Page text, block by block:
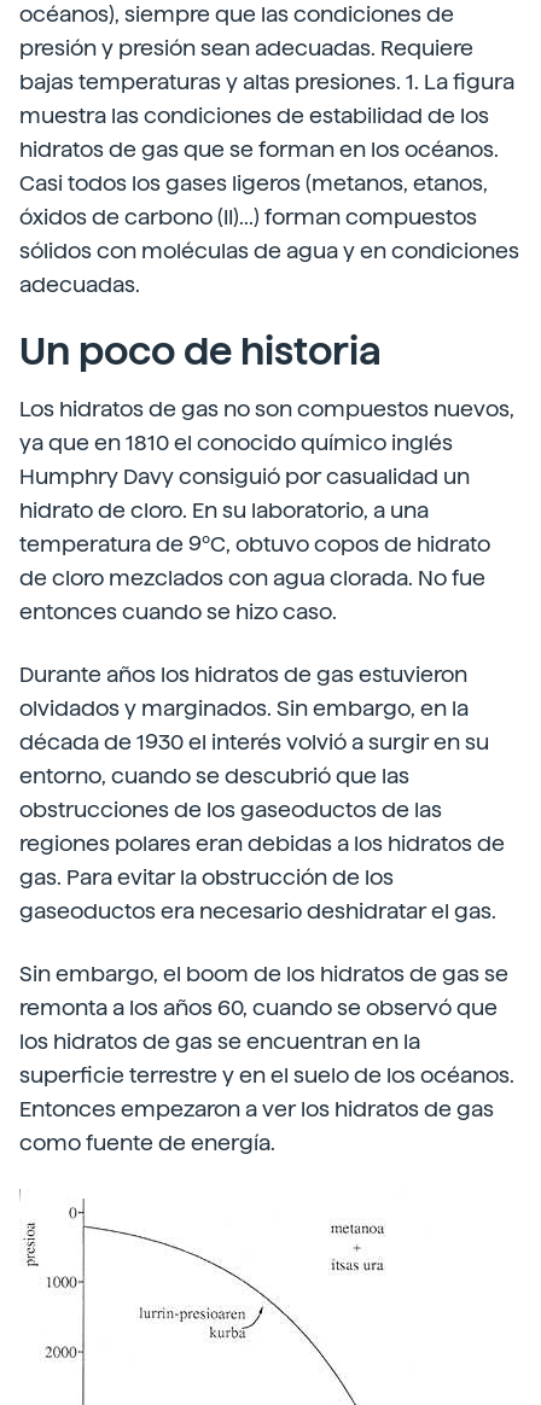
océanos), siempre que las condiciones de
presión y presión sean adecuadas. Requiere
bajas temperaturas y altas presiones. 1. La figura
muestra las condiciones de estabilidad de los
hidratos de gas que se forman en los océanos.
Casi todos los gases ligeros (metanos, etanos,
óxidos de carbono (II)...) forman compuestos
sólidos con moléculas de agua y en condiciones
adecuadas.
Un poco de historia
Los hidratos de gas no son compuestos nuevos,
ya que en 1810 el conocido químico inglés
Humphry Davy consiguió por casualidad un
hidrato de cloro. En su laboratorio, a una
temperatura de 9ºC, obtuvo copos de hidrato
de cloro mezclados con agua clorada. No fue
entonces cuando se hizo caso.
Durante años los hidratos de gas estuvieron
olvidados y marginados. Sin embargo, en la
década de 1930 el interés volvió a surgir en su
entorno, cuando se descubrió que las
obstrucciones de los gaseoductos de las
regiones polares eran debidas a los hidratos de
gas. Para evitar la obstrucción de los
gaseoductos era necesario deshidratar el gas.
Sin embargo, el boom de los hidratos de gas se
remonta a los años 60, cuando se observó que
los hidratos de gas se encuentran en la
superficie terrestre y en el suelo de los océanos.
Entonces empezaron a ver los hidratos de gas
como fuente de energía.